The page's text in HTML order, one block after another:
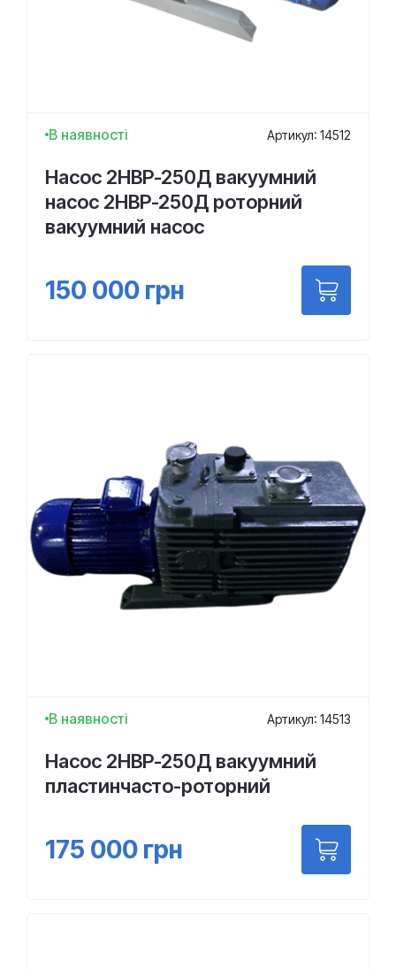
В наявності Артикул: 14512
Насос 2НВР-250Д вакуумний
насос 2НВР-250Д роторний
вакуумний насос
150 000 грн
В наявності Артикул: 14513
Насос 2НВР-250Д вакуумний
пластинчасто-роторний
175 000 грн